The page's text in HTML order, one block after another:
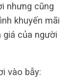
nhưng cũng
khuyến mãi
của người
vào bẫy: